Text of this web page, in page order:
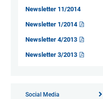
Newsletter 11/2014
Newsletter 1/2014
Newsletter 4/2013
Newsletter 3/2013
Social Media